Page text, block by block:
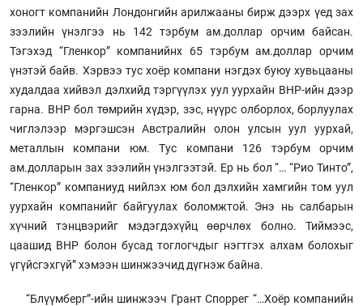
хоногт компанийн Лондонгийн арилжааны бирж дээрх үед зах
зээлийн үнэлгээ нь 142 тэрбум ам.доллар орчим байсан.
Тэгэхэд “Гленкор” компанийнх 65 тэрбум ам.доллар орчим
үнэтэй байв. Хэрвээ тус хоёр компани нэгдэх буюу хувьцааны
худалдаа хийвэл дэлхийд тэргүүлэх уул уурхайн BHP-ийн дээр
гарна. BHP бол төмрийн хүдэр, зэс, нүүрс олборлох, борлуулах
чиглэлээр мэргэшсэн Австралийн олон улсын уул уурхай,
металлын компани юм. Тус компани 126 тэрбум орчим
ам.долларын зах зээлийн үнэлгээтэй. Ер нь бол “… “Рио Тинто”,
“Гленкор” компаниуд нийлэх юм бол дэлхийн хамгийн том уул
уурхайн компанийг байгуулах боломжтой. Энэ нь салбарын
хүчний тэнцвэрийг мэдэгдэхүйц өөрчлөх болно. Тиймээс,
цаашид BHP болон бусад тоглогчдыг нэгтгэх алхам болохыг
үгүйсгэхгүй” хэмээн шинжээчид дүгнэж байна.
“Блүүмберг”-ийн шинжээч Грант Споррег “…Хоёр компанийн